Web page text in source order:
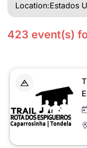
Location:Estados
423 event(s)